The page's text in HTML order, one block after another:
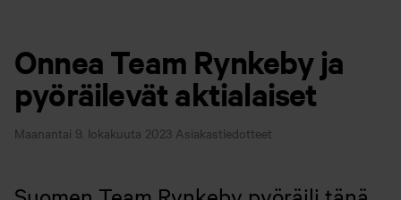
Onnea Team Rynkeby ja
pyöräilevät aktialaiset
Maanantai 9. lokakuuta 2023 Asiakastiedotteet